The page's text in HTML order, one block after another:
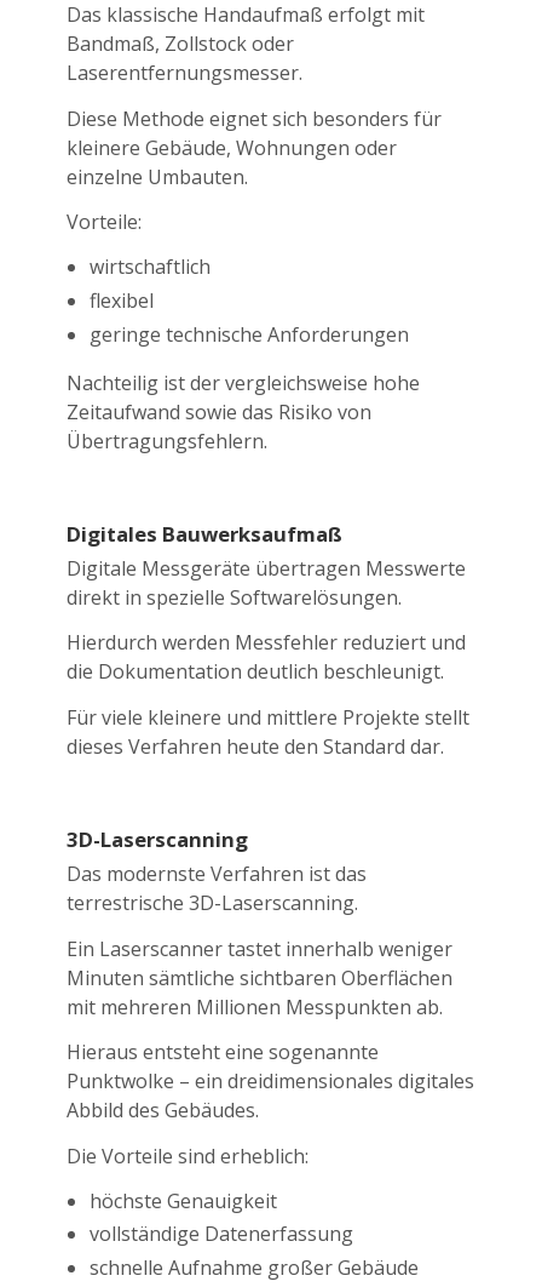
Das klassische Handaufmaß erfolgt mit
Bandmaß, Zollstock oder
Laserentfernungsmesser.
Diese Methode eignet sich besonders für
kleinere Gebäude, Wohnungen oder
einzelne Umbauten.
Vorteile:
wirtschaftlich
flexibel
geringe technische Anforderungen
Nachteilig ist der vergleichsweise hohe
Zeitaufwand sowie das Risiko von
Übertragungsfehlern.
Digitales Bauwerksaufmaß
Digitale Messgeräte übertragen Messwerte
direkt in spezielle Softwarelösungen.
Hierdurch werden Messfehler reduziert und
die Dokumentation deutlich beschleunigt.
Für viele kleinere und mittlere Projekte stellt
dieses Verfahren heute den Standard dar.
3D-Laserscanning
Das modernste Verfahren ist das
terrestrische 3D-Laserscanning.
Ein Laserscanner tastet innerhalb weniger
Minuten sämtliche sichtbaren Oberflächen
mit mehreren Millionen Messpunkten ab.
Hieraus entsteht eine sogenannte
Punktwolke – ein dreidimensionales digitales
Abbild des Gebäudes.
Die Vorteile sind erheblich:
höchste Genauigkeit
vollständige Datenerfassung
schnelle Aufnahme großer Gebäude